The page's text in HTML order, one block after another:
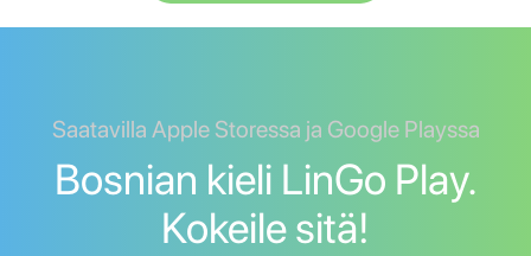
Saatavilla Apple Storessa ja Google Playssa
Bosnian kieli LinGo Play.
Kokeile sitä!